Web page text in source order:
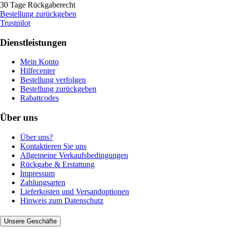
30 Tage Rückgaberecht
Bestellung zurückgeben
Trustpilot
Dienstleistungen
Mein Konto
Hilfecenter
Bestellung verfolgen
Bestellung zurückgeben
Rabattcodes
Über uns
Über uns?
Kontaktieren Sie uns
Allgemeine Verkaufsbedingungen
Rückgabe & Erstattung
Impressum
Zahlungsarten
Lieferkosten und Versandoptionen
Hinweis zum Datenschutz
Unsere Geschäfte